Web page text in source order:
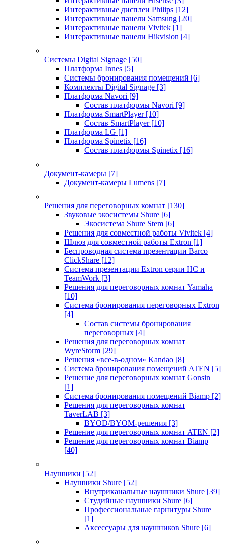
Интерактивные дисплеи Philips [12]
Интерактивные панели Samsung [20]
Интерактивные панели Vivitek [1]
Интерактивные панели Hikvision [4]
Системы Digital Signage [50]
Платформа Innes [5]
Системы бронирования помещений [6]
Комплекты Digital Signage [3]
Платформа Navori [9]
Состав платформы Navori [9]
Платформа SmartPlayer [10]
Состав SmartPlayer [10]
Платформа LG [1]
Платформа Spinetix [16]
Состав платформы Spinetix [16]
Документ-камеры [7]
Документ-камеры Lumens [7]
Решения для переговорных комнат [130]
Звуковые экосистемы Shure [6]
Экосистема Shure Stem [6]
Решения для совместной работы Vivitek [4]
Шлюз для совместной работы Extron [1]
Беспроводная система презентации Barco
ClickShare [12]
Система презентации Extron серии HC и
TeamWork [3]
Решения для переговорных комнат Yamaha
[10]
Система бронирования переговорных Extron
[4]
Состав системы бронирования
переговорных [4]
Решения для переговорных комнат
WyreStorm [29]
Решения «все-в-одном» Kandao [8]
Система бронирования помещений ATEN [5]
Решение для переговорных комнат Gonsin
[1]
Система бронирования помещений Biamp [2]
Решения для переговорных комнат
TaverLAB [3]
BYOD/BYOM-решения [3]
Решение для переговорных комнат ATEN [2]
Решение для переговорных комнат Biamp
[40]
Наушники [52]
Наушники Shure [52]
Внутриканальные наушники Shure [39]
Студийные наушники Shure [6]
Профессиональные гарнитуры Shure
[1]
Аксессуары для наушников Shure [6]